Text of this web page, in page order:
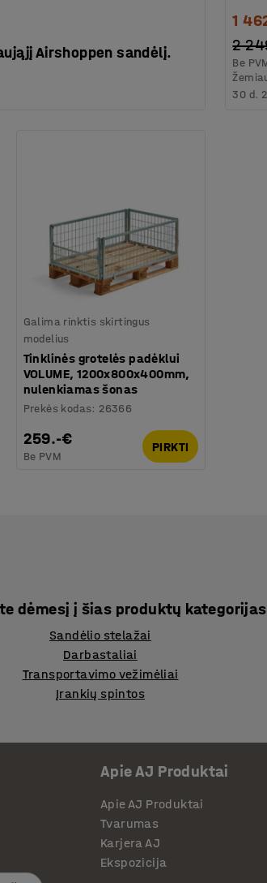
Airshoppen sandėlį.
1
2
Be
30 d.
Galima rinktis skirtingus
modelius
Tinklinės grotelės padėklui
VOLUME, 1200x800x400mm,
nulenkiamas šonas
Prekės kodas: 26366
259.-€
Be PVM
PIRKTI
dėmesį į šias produktų kategorijas
Sandėlio stelažai
Darbastaliai
Transportavimo vežimėliai
Įrankių spintos
Apie AJ Produktai
Apie AJ Produktai
Tvarumas
Karjera AJ
Ekspozicija